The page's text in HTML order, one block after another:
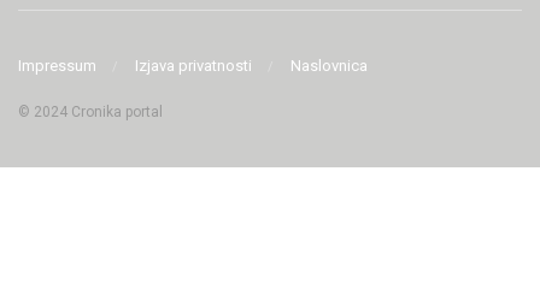
Impressum Izjava privatnosti Naslovnica
© 2024 Cronika portal